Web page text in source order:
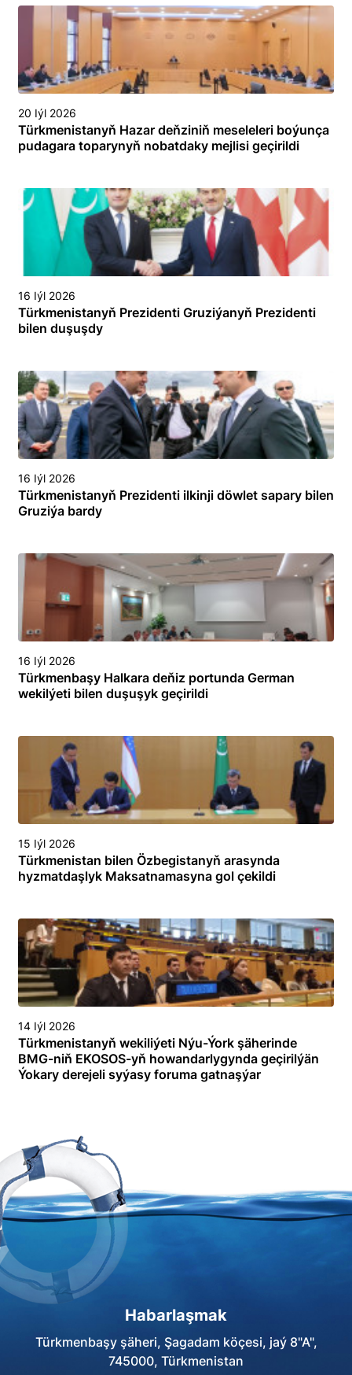
20 Iýl 2026
Türkmenistanyň Hazar deňziniň meseleleri boýunça
pudagara toparynyň nobatdaky mejlisi geçirildi
16 Iýl 2026
Türkmenistanyň Prezidenti Gruziýanyň Prezidenti
bilen duşuşdy
16 Iýl 2026
Türkmenistanyň Prezidenti ilkinji döwlet sapary bilen
Gruziýa bardy
16 Iýl 2026
Türkmenbaşy Halkara deňiz portunda German
wekilýeti bilen duşuşyk geçirildi
15 Iýl 2026
Türkmenistan bilen Özbegistanyň arasynda
hyzmatdaşlyk Maksatnamasyna gol çekildi
14 Iýl 2026
Türkmenistanyň wekiliýeti Nýu-Ýork şäherinde
BMG-niň EKOSOS-yň howandarlygynda geçirilýän
Ýokary derejeli syýasy foruma gatnaşýar
Habarlaşmak
Türkmenbaşy şäheri, Şagadam köçesi, jaý 8"A",
745000, Türkmenistan